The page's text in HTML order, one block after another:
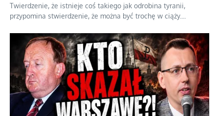
Twierdzenie, że istnieje coś takiego jak odrobina tyranii,
przypomina stwierdzenie, że można być trochę w ciąży.